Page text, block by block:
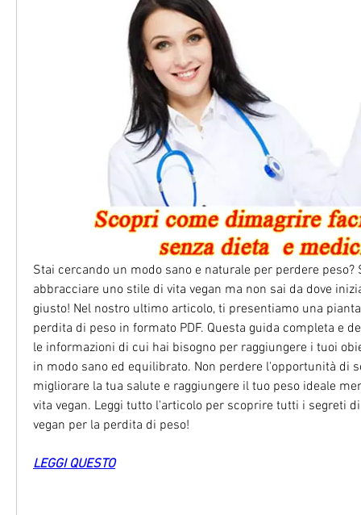
Stai cercando un modo sano e naturale per perdere peso?
abbracciare uno stile di vita vegan ma non sai da dove
giusto! Nel nostro ultimo articolo, ti presentiamo una
perdita di peso in formato PDF. Questa guida completa e
le informazioni di cui hai bisogno per raggiungere i tuoi
in modo sano ed equilibrato. Non perdere l'opportunità di
migliorare la tua salute e raggiungere il tuo peso ideale
vita vegan. Leggi tutto l'articolo per scoprire tutti i segreti
vegan per la perdita di peso!
LEGGI QUESTO